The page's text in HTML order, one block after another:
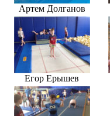
Артем Долганов
Егор Ерышев